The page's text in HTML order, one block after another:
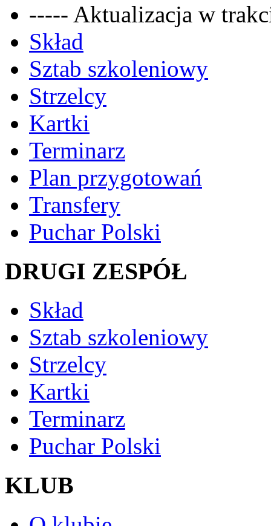
----- Aktualizacja w
Skład
Sztab szkoleniowy
Strzelcy
Kartki
Terminarz
Plan przygotowań
Transfery
Puchar Polski
DRUGI ZESPÓŁ
Skład
Sztab szkoleniowy
Strzelcy
Kartki
Terminarz
Puchar Polski
KLUB